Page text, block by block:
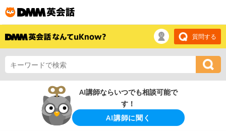
質問する
AI講師ならいつでも相談可能で
す！
AI講師に聞く